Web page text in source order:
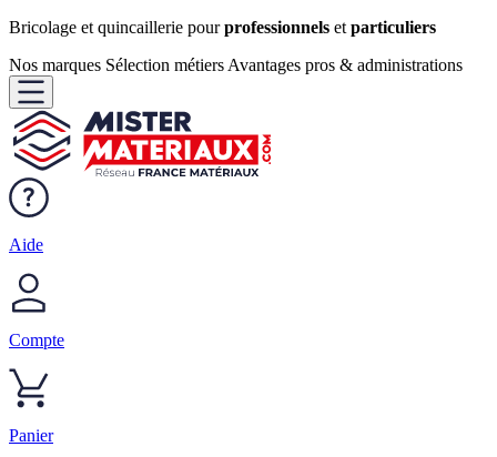
Bricolage et quincaillerie pourprofessionnels et particuliers
Nos marques Sélection métiers Avantages pros & administrations
Aide
Compte
Panier